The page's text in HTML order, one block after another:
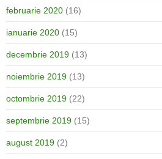
februarie 2020 (16)
ianuarie 2020 (15)
decembrie 2019 (13)
noiembrie 2019 (13)
octombrie 2019 (22)
septembrie 2019 (15)
august 2019 (2)